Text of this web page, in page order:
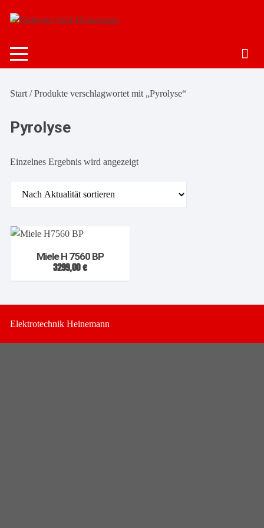
Inhalt
Start / Produkte verschlagwortet mit „Pyrolyse“
Pyrolyse
Einzelnes Ergebnis wird angezeigt
Miele H 7560 BP
3299,00€
Elektrotechnik Heinemann